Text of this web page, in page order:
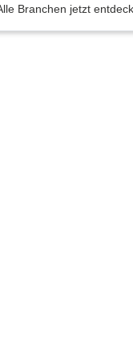
Branchen jetzt